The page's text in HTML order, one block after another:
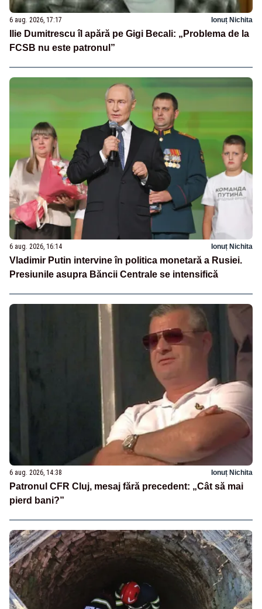
6 aug. 2026, 17:17 Ionuț Nichita
Ilie Dumitrescu îl apără pe Gigi Becali: „Problema de la
FCSB nu este patronul”
6 aug. 2026, 16:14 Ionuț Nichita
Vladimir Putin intervine în politica monetară a Rusiei.
Presiunile asupra Băncii Centrale se intensifică
6 aug. 2026, 14:38 Ionuț Nichita
Patronul CFR Cluj, mesaj fără precedent: „Cât să mai
pierd bani?”